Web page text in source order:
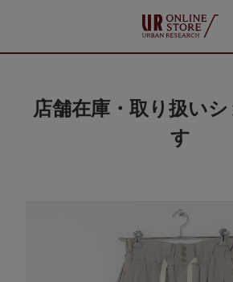
店舗在庫・取り扱い
す